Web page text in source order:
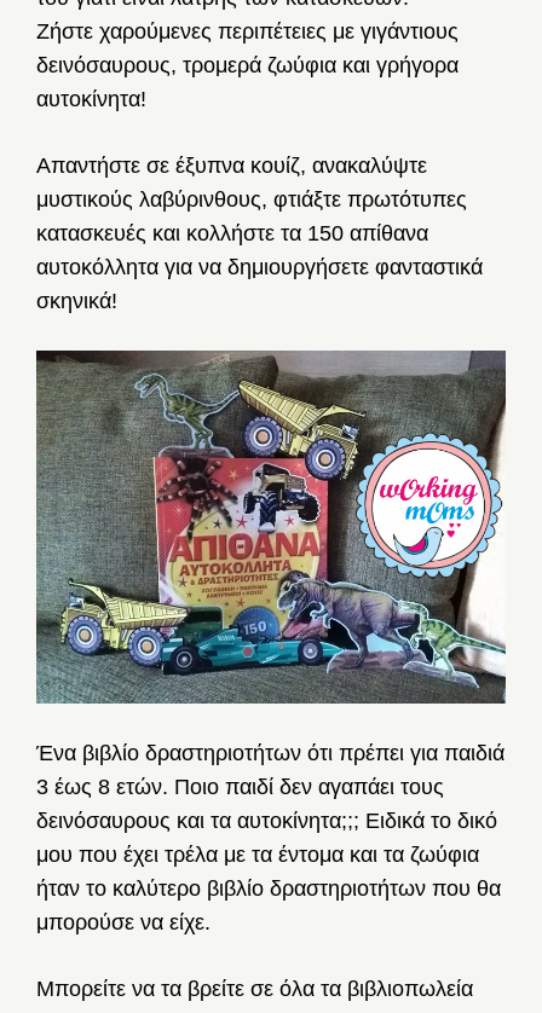
Ζήστε χαρούμενες περιπέτειες με γιγάντιους
δεινόσαυρους, τρομερά ζωύφια και γρήγορα
αυτοκίνητα!
Απαντήστε σε έξυπνα κουίζ, ανακαλύψτε
μυστικούς λαβύρινθους, φτιάξτε πρωτότυπες
κατασκευές και κολλήστε τα 150 απίθανα
αυτοκόλλητα για να δημιουργήσετε φανταστικά
σκηνικά!
Ένα βιβλίο δραστηριοτήτων ότι πρέπει για παιδιά
3 έως 8 ετών. Ποιο παιδί δεν αγαπάει τους
δεινόσαυρους και τα αυτοκίνητα;;; Ειδικά το δικό
μου που έχει τρέλα με τα έντομα και τα ζωύφια
ήταν το καλύτερο βιβλίο δραστηριοτήτων που θα
μπορούσε να είχε.
Μπορείτε να τα βρείτε σε όλα τα βιβλιοπωλεία